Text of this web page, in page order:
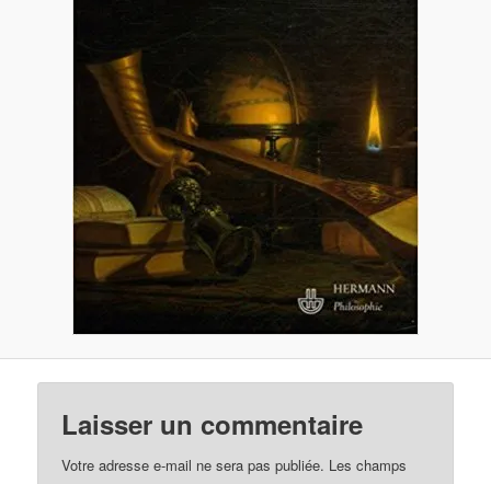
Laisser un commentaire
Votre adresse e-mail ne sera pas publiée. Les champs